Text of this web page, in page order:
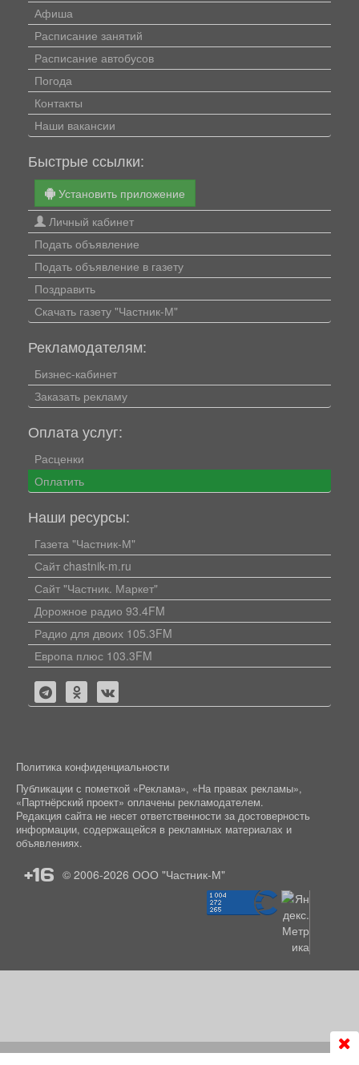
Афиша
Расписание занятий
Расписание автобусов
Погода
Контакты
Наши вакансии
Быстрые ссылки:
Установить приложение
Личный кабинет
Подать объявление
Подать объявление в газету
Поздравить
Скачать газету "Частник-М"
Рекламодателям:
Бизнес-кабинет
Заказать рекламу
Оплата услуг:
Расценки
Оплатить
Наши ресурсы:
Газета "Частник-М"
Сайт chastnik-m.ru
Сайт "Частник. Маркет"
Дорожное радио 93.4FM
Радио для двоих 105.3FM
Европа плюс 103.3FM
Политика конфиденциальности
Публикации с пометкой «Реклама», «На правах рекламы»,
«Партнёрский проект» оплачены рекламодателем.
Редакция сайта не несет ответственности за достоверность
информации, содержащейся в рекламных материалах и
объявлениях.
+16 © 2006-2026 ООО "Частник-М"